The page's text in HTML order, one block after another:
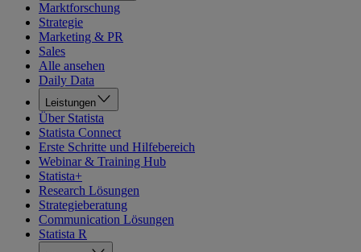
Marktforschung
Strategie
Marketing & PR
Sales
Alle ansehen
Daily Data
Leistungen
Über Statista
Statista Connect
Erste Schritte und Hilfebereich
Webinar & Training Hub
Statista+
Research Lösungen
Strategieberatung
Communication Lösungen
Statista R